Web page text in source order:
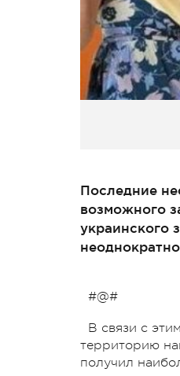
Последние
возможного
украинского
#@#
В связи с
территорию
получил